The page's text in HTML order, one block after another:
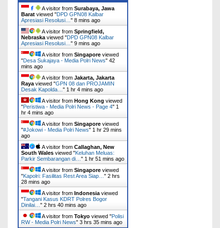
A visitor from Surabaya, Jawa
Barat viewed "DPD GPN08 Kalbar
Apresiasi Resolusi… " 8 mins ago
A visitor from Springfield,
Nebraska viewed "DPD GPN08 Kalbar
Apresiasi Resolusi… " 9 mins ago
A visitor from Singapore viewed
"Desa Sukajaya - Media Polri News" 42
mins ago
A visitor from Jakarta, Jakarta
Raya viewed "GPN 08 dan PROJAMIN
Desak Kapolda… " 1 hr 4 mins ago
A visitor from Hong Kong viewed
"Peristiwa - Media Polri News - Page 4" 1
hr 4 mins ago
A visitor from Singapore viewed
"#Jokowi - Media Polri News" 1 hr 29 mins
ago
A visitor from Callaghan, New
South Wales viewed "Keluhan Meluas:
Parkir Sembarangan di… " 1 hr 51 mins ago
A visitor from Singapore viewed
"Kapolri: Fasilitas Rest Area Siap… " 2 hrs
28 mins ago
A visitor from Indonesia viewed
"Tangani Kasus KDRT Polres Bogor
Dinilai… " 2 hrs 40 mins ago
A visitor from Tokyo viewed "Polisi
RW - Media Polri News" 3 hrs 35 mins ago